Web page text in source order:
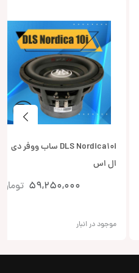
DLS Nordica10i ساب ووفر دی
ال اس
59,250,000 تومان
موجود در انبار